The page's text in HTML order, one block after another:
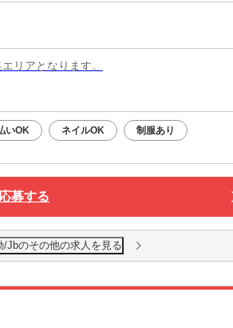
リアとなります。
いOK ネイルOK 制服あり
募する
Jbのその他の求人を見る